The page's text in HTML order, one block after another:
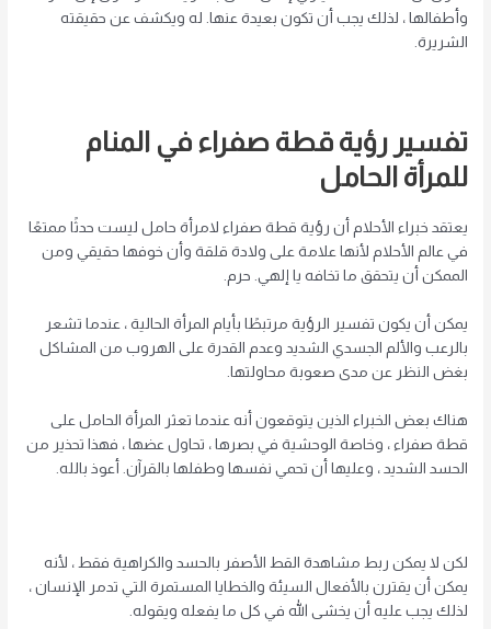
وأطفالها ، لذلك يجب أن تكون بعيدة عنها. له ويكشف عن حقيقته
الشريرة.
تفسير رؤية قطة صفراء في المنام
للمرأة الحامل
يعتقد خبراء الأحلام أن رؤية قطة صفراء لامرأة حامل ليست حدثًا ممتعًا
في عالم الأحلام لأنها علامة على ولادة قلقة وأن خوفها حقيقي ومن
الممكن أن يتحقق ما تخافه يا إلهي. حرم.
يمكن أن يكون تفسير الرؤية مرتبطًا بأيام المرأة الحالية ، عندما تشعر
بالرعب والألم الجسدي الشديد وعدم القدرة على الهروب من المشاكل
بغض النظر عن مدى صعوبة محاولتها.
هناك بعض الخبراء الذين يتوقعون أنه عندما تعثر المرأة الحامل على
قطة صفراء ، وخاصة الوحشية في بصرها ، تحاول عضها ، فهذا تحذير من
الحسد الشديد ، وعليها أن تحمي نفسها وطفلها بالقرآن. أعوذ بالله.
لكن لا يمكن ربط مشاهدة القط الأصفر بالحسد والكراهية فقط ، لأنه
يمكن أن يقترن بالأفعال السيئة والخطايا المستمرة التي تدمر الإنسان ،
لذلك يجب عليه أن يخشى الله في كل ما يفعله ويقوله.